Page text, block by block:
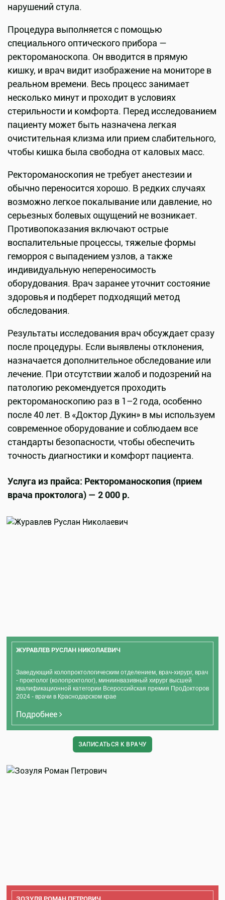
нарушений стула.
Процедура выполняется с помощью
специального оптического прибора —
ректороманоскопа. Он вводится в прямую
кишку, и врач видит изображение на мониторе в
реальном времени. Весь процесс занимает
несколько минут и проходит в условиях
стерильности и комфорта. Перед исследованием
пациенту может быть назначена легкая
очистительная клизма или прием слабительного,
чтобы кишка была свободна от каловых масс.
Ректороманоскопия не требует анестезии и
обычно переносится хорошо. В редких случаях
возможно легкое покалывание или давление, но
серьезных болевых ощущений не возникает.
Противопоказания включают острые
воспалительные процессы, тяжелые формы
геморроя с выпадением узлов, а также
индивидуальную непереносимость
оборудования. Врач заранее уточнит состояние
здоровья и подберет подходящий метод
обследования.
Результаты исследования врач обсуждает сразу
после процедуры. Если выявлены отклонения,
назначается дополнительное обследование или
лечение. При отсутствии жалоб и подозрений на
патологию рекомендуется проходить
ректороманоскопию раз в 1–2 года, особенно
после 40 лет. В «Доктор Дукин» в мы используем
современное оборудование и соблюдаем все
стандарты безопасности, чтобы обеспечить
точность диагностики и комфорт пациента.
Услуга из прайса: Ректороманоскопия (прием
врача проктолога) — 2 000 р.
ЖУРАВЛЕВ РУСЛАН НИКОЛАЕВИЧ
Заведующий колопроктологическим отделением, врач-хирург, врач
- проктолог (колопроктолог), миниинвазивный хирург высшей
квалификационной категории Всероссийская премия ПроДокторов
2024 - врачи в Краснодарском крае
Подробнее
ЗАПИСАТЬСЯ К ВРАЧУ